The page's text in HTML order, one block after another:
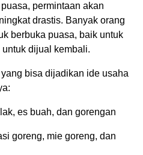
permintaan akan
drastis. Banyak orang
berbuka puasa, baik untuk
dijual kembali.
bisa dijadikan ide usaha
es buah, dan gorengan
goreng, mie goreng, dan